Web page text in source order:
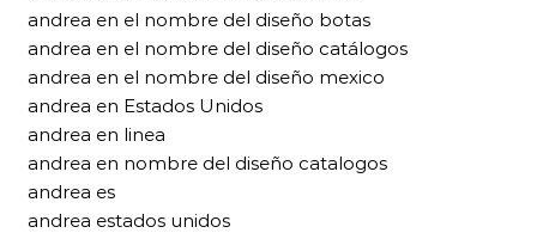
andrea en el nombre del diseño botas
andrea en el nombre del diseño catálogos
andrea en el nombre del diseño mexico
andrea en Estados Unidos
andrea en linea
andrea en nombre del diseño catalogos
andrea es
andrea estados unidos